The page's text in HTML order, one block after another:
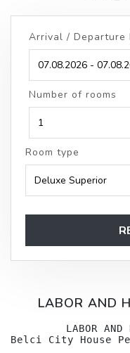
Arrival / Departure
Number of rooms
Room type
LABOR AND
LABOR AND
Belci City House